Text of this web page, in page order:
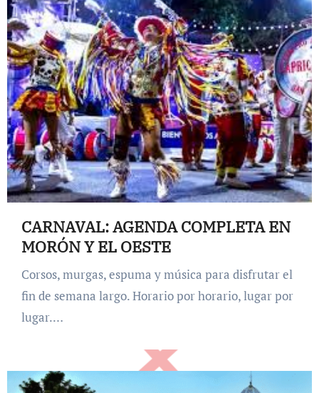
CARNAVAL: AGENDA COMPLETA EN
MORÓN Y EL OESTE
Corsos, murgas, espuma y música para disfrutar el
fin de semana largo. Horario por horario, lugar por
lugar.…